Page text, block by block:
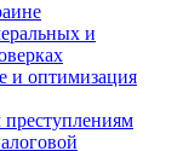
и
и оптимизация